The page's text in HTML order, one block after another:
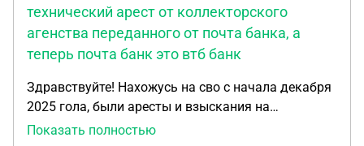
технический арест от коллекторского
агенства переданного от почта банка, а
теперь почта банк это втб банк
Здравствуйте! Нахожусь на сво с начала декабря
2025 гола, были аресты и взыскания на
госуслугах, в ФССП обращался, всë было
Показать полностью